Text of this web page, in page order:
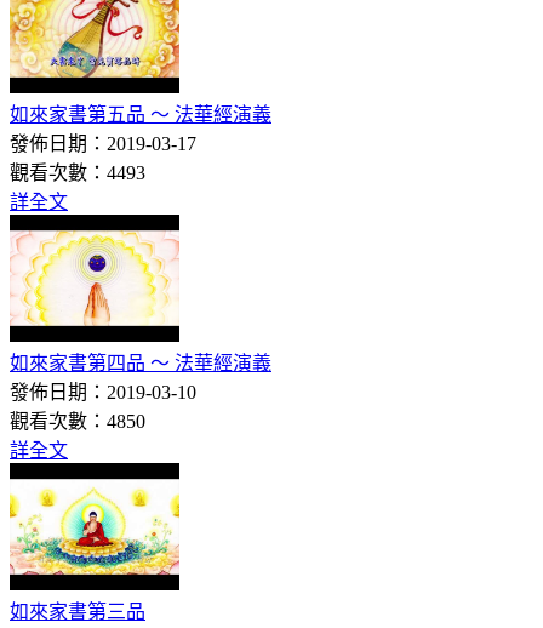
如來家書第五品 ～ 法華經演義
發佈日期：2019-03-17
觀看次數：4493
詳全文
如來家書第四品 ～ 法華經演義
發佈日期：2019-03-10
觀看次數：4850
詳全文
如來家書第三品